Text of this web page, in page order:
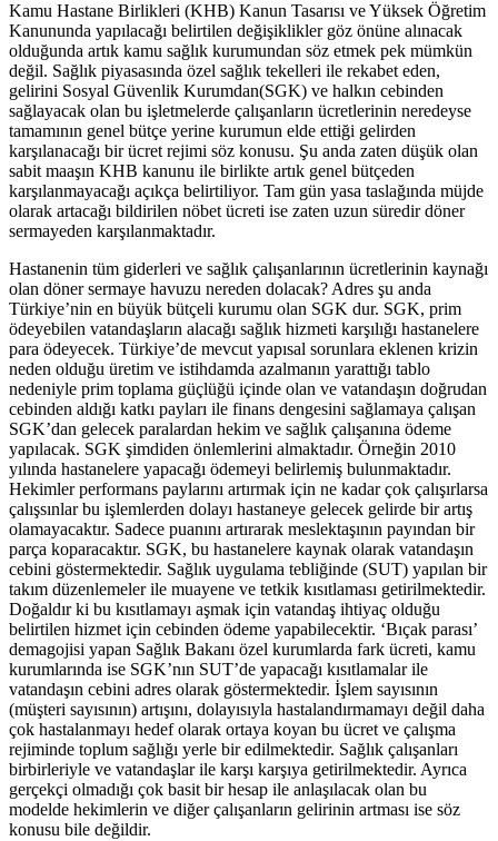
Kamu Hastane Birlikleri (KHB) Kanun Tasarısı ve Yüksek Öğretim
Kanununda yapılacağı belirtilen değişiklikler göz önüne alınacak
olduğunda artık kamu sağlık kurumundan söz etmek pek mümkün
değil. Sağlık piyasasında özel sağlık tekelleri ile rekabet eden,
gelirini Sosyal Güvenlik Kurumdan(SGK) ve halkın cebinden
sağlayacak olan bu işletmelerde çalışanların ücretlerinin neredeyse
tamamının genel bütçe yerine kurumun elde ettiği gelirden
karşılanacağı bir ücret rejimi söz konusu. Şu anda zaten düşük olan
sabit maaşın KHB kanunu ile birlikte artık genel bütçeden
karşılanmayacağı açıkça belirtiliyor. Tam gün yasa taslağında müjde
olarak artacağı bildirilen nöbet ücreti ise zaten uzun süredir döner
sermayeden karşılanmaktadır.
Hastanenin tüm giderleri ve sağlık çalışanlarının ücretlerinin kaynağı
olan döner sermaye havuzu nereden dolacak? Adres şu anda
Türkiye’nin en büyük bütçeli kurumu olan SGK dur. SGK, prim
ödeyebilen vatandaşların alacağı sağlık hizmeti karşılığı hastanelere
para ödeyecek. Türkiye’de mevcut yapısal sorunlara eklenen krizin
neden olduğu üretim ve istihdamda azalmanın yarattığı tablo
nedeniyle prim toplama güçlüğü içinde olan ve vatandaşın doğrudan
cebinden aldığı katkı payları ile finans dengesini sağlamaya çalışan
SGK’dan gelecek paralardan hekim ve sağlık çalışanına ödeme
yapılacak. SGK şimdiden önlemlerini almaktadır. Örneğin 2010
yılında hastanelere yapacağı ödemeyi belirlemiş bulunmaktadır.
Hekimler performans paylarını artırmak için ne kadar çok çalışırlarsa
çalışsınlar bu işlemlerden dolayı hastaneye gelecek gelirde bir artış
olamayacaktır. Sadece puanını artırarak meslektaşının payından bir
parça koparacaktır. SGK, bu hastanelere kaynak olarak vatandaşın
cebini göstermektedir. Sağlık uygulama tebliğinde (SUT) yapılan bir
takım düzenlemeler ile muayene ve tetkik kısıtlaması getirilmektedir.
Doğaldır ki bu kısıtlamayı aşmak için vatandaş ihtiyaç olduğu
belirtilen hizmet için cebinden ödeme yapabilecektir. ‘Bıçak parası’
demagojisi yapan Sağlık Bakanı özel kurumlarda fark ücreti, kamu
kurumlarında ise SGK’nın SUT’de yapacağı kısıtlamalar ile
vatandaşın cebini adres olarak göstermektedir. İşlem sayısının
(müşteri sayısının) artışını, dolayısıyla hastalandırmamayı değil daha
çok hastalanmayı hedef olarak ortaya koyan bu ücret ve çalışma
rejiminde toplum sağlığı yerle bir edilmektedir. Sağlık çalışanları
birbirleriyle ve vatandaşlar ile karşı karşıya getirilmektedir. Ayrıca
gerçekçi olmadığı çok basit bir hesap ile anlaşılacak olan bu
modelde hekimlerin ve diğer çalışanların gelirinin artması ise söz
konusu bile değildir.